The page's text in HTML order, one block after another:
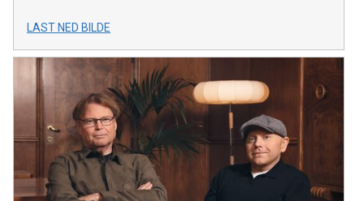
LAST NED BILDE